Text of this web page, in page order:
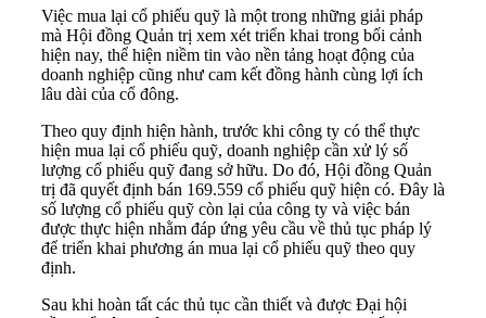
Việc mua lại cổ phiếu quỹ là một trong những giải pháp
mà Hội đồng Quản trị xem xét triển khai trong bối cảnh
hiện nay, thể hiện niềm tin vào nền tảng hoạt động của
doanh nghiệp cũng như cam kết đồng hành cùng lợi ích
lâu dài của cổ đông.
Theo quy định hiện hành, trước khi công ty có thể thực
hiện mua lại cổ phiếu quỹ, doanh nghiệp cần xử lý số
lượng cổ phiếu quỹ đang sở hữu. Do đó, Hội đồng Quản
trị đã quyết định bán 169.559 cổ phiếu quỹ hiện có. Đây là
số lượng cổ phiếu quỹ còn lại của công ty và việc bán
được thực hiện nhằm đáp ứng yêu cầu về thủ tục pháp lý
để triển khai phương án mua lại cổ phiếu quỹ theo quy
định.
Sau khi hoàn tất các thủ tục cần thiết và được Đại hội